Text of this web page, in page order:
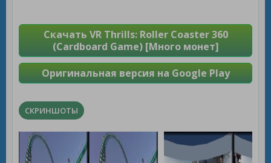
Скачать VR Thrills: Roller Coaster 360
(Cardboard Game) [Много монет]
Оригинальная версия на Google Play
СКРИНШОТЫ